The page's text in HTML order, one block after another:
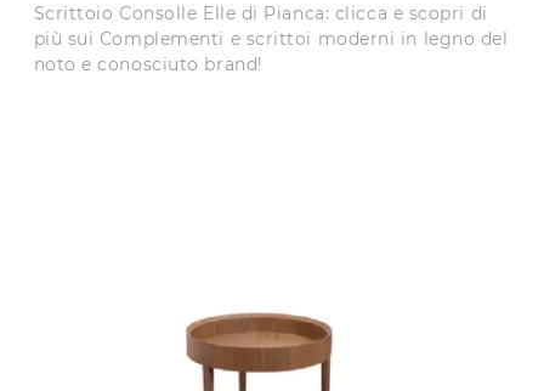
Scrittoio Consolle Elle di Pianca: clicca e scopri di
più sui Complementi e scrittoi moderni in legno del
noto e conosciuto brand!